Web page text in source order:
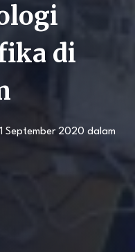
di
1 September 2020 dalam